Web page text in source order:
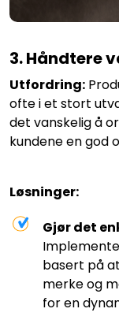
3. Håndtere
Utfordring:
ofte i et stort
det vanskelig å
kundene en god
Løsninger:
Gjør det
basert på
merke og
for en